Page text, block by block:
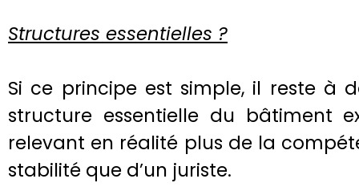
Structures essentielles ?
Si ce principe est simple, il reste à
structure essentielle du bâtiment
relevant en réalité plus de la
stabilité que d’un juriste.